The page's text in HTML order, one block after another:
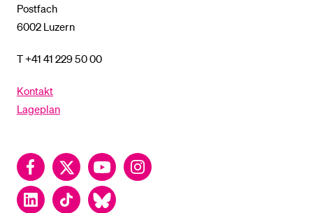
Postfach
6002 Luzern
T +41 41 229 50 00
Kontakt
Lageplan
FacebookTwitter YouTubeInstagram
LinkedInTikTok Bluesky